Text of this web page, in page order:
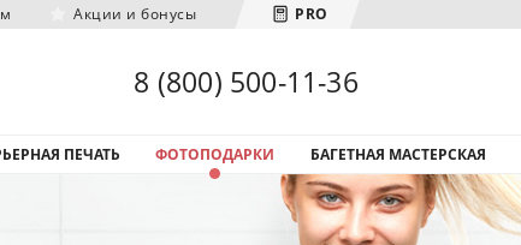
Акции и бонусы PRO
Загрузка городов...
8 (800) 500-11-36
ПЕЧАТЬ ФОТОПОДАРКИ БАГЕТНАЯ МАСТЕРСКАЯ